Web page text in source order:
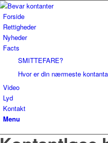
Forside
Rettigheder
Nyheder
Facts
SMITTEFARE?
Hvor er din nærmeste
Video
Lyd
Kontakt
Menu